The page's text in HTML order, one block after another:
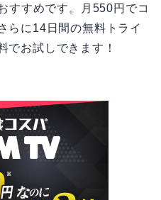
すすめです。月550円でコ
らに14日間の無料トライ
でお試しできます！